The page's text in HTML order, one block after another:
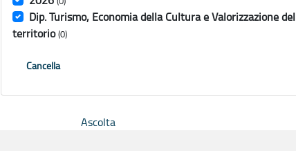
Dip. Turismo, Economia della Cultura e Valorizzazione del
territorio (0)
Cancella
Ascolta